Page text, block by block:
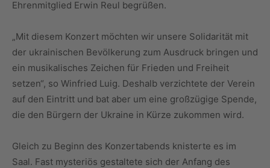
Ehrenmitglied Erwin Reul begrüßen.
„Mit diesem Konzert möchten wir unsere Solidarität mit
der ukrainischen Bevölkerung zum Ausdruck bringen und
ein musikalisches Zeichen für Frieden und Freiheit
setzen“, so Winfried Luig. Deshalb verzichtete der Verein
auf den Eintritt und bat aber um eine großzügige Spende,
die den Bürgern der Ukraine in Kürze zukommen wird.
Gleich zu Beginn des Konzertabends knisterte es im
Saal. Fast mysteriös gestaltete sich der Anfang des